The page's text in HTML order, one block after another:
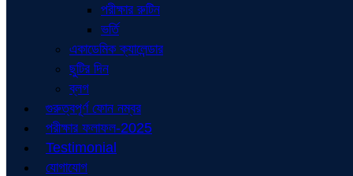
পরীক্ষার রুটিন
ভর্তি
একাডেমিক ক্যালেন্ডার
ছুটির দিন
ব্লগ
গুরুত্বপূর্ণ ফোন নম্বর
পরীক্ষার ফলাফল-2025
Testimonial
যোগাযোগ